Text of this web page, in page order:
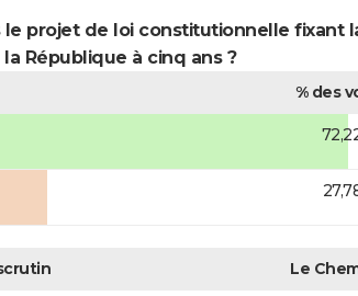
le projet de loi constitutionnelle fixant
République à cinq ans ?
% des
Le